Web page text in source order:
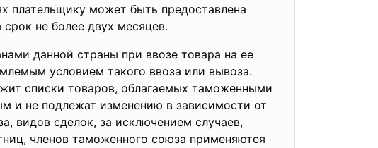
плательщику может быть предоставлена
не более двух месяцев.
данной страны при ввозе товара на ее
условием такого ввоза или вывоза.
списки товаров, облагаемых таможенными
и не подлежат изменению в зависимости от
видов сделок, за исключением случаев,
членов таможенного союза применяются